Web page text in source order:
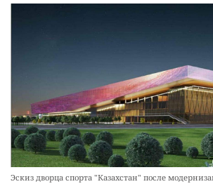
Эскиз дворца спорта "Казахстан" после